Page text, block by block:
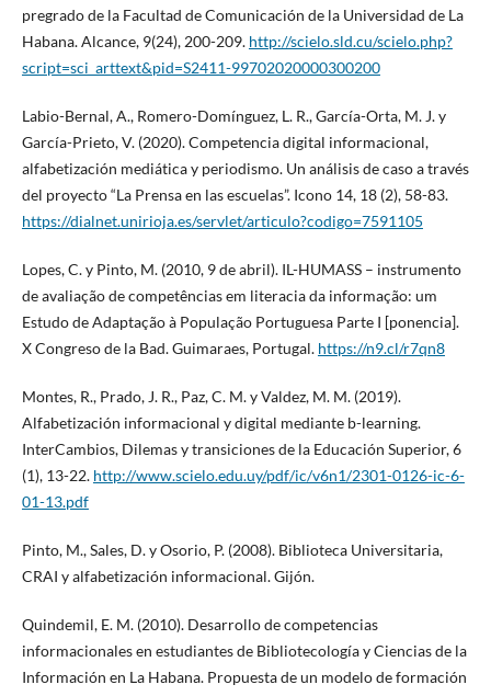
pregrado de la Facultad de Comunicación de la Universidad de La
Habana. Alcance, 9(24), 200-209. http://scielo.sld.cu/scielo.php?
script=sci_arttext&pid=S2411-99702020000300200
Labio-Bernal, A., Romero-Domínguez, L. R., García-Orta, M. J. y
García-Prieto, V. (2020). Competencia digital informacional,
alfabetización mediática y periodismo. Un análisis de caso a través
del proyecto “La Prensa en las escuelas”. Icono 14, 18 (2), 58-83.
https://dialnet.unirioja.es/servlet/articulo?codigo=7591105
Lopes, C. y Pinto, M. (2010, 9 de abril). IL-HUMASS – instrumento
de avaliação de competências em literacia da informação: um
Estudo de Adaptação à População Portuguesa Parte I [ponencia].
X Congreso de la Bad. Guimaraes, Portugal. https://n9.cl/r7qn8
Montes, R., Prado, J. R., Paz, C. M. y Valdez, M. M. (2019).
Alfabetización informacional y digital mediante b-learning.
InterCambios, Dilemas y transiciones de la Educación Superior, 6
(1), 13-22. http://www.scielo.edu.uy/pdf/ic/v6n1/2301-0126-ic-6-
01-13.pdf
Pinto, M., Sales, D. y Osorio, P. (2008). Biblioteca Universitaria,
CRAI y alfabetización informacional. Gijón.
Quindemil, E. M. (2010). Desarrollo de competencias
informacionales en estudiantes de Bibliotecología y Ciencias de la
Información en La Habana. Propuesta de un modelo de formación